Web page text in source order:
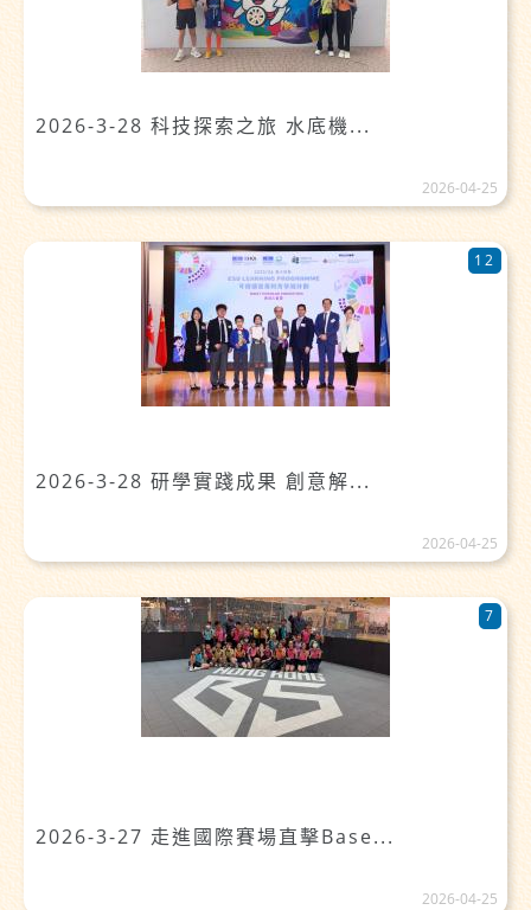
2026-3-28 科技探索之旅 水底機...
2026-04-25
2026-3-28 研學實踐成果 創意解...
12
2026-04-25
2026-3-27 走進國際賽場直擊Base...
7
2026-04-25